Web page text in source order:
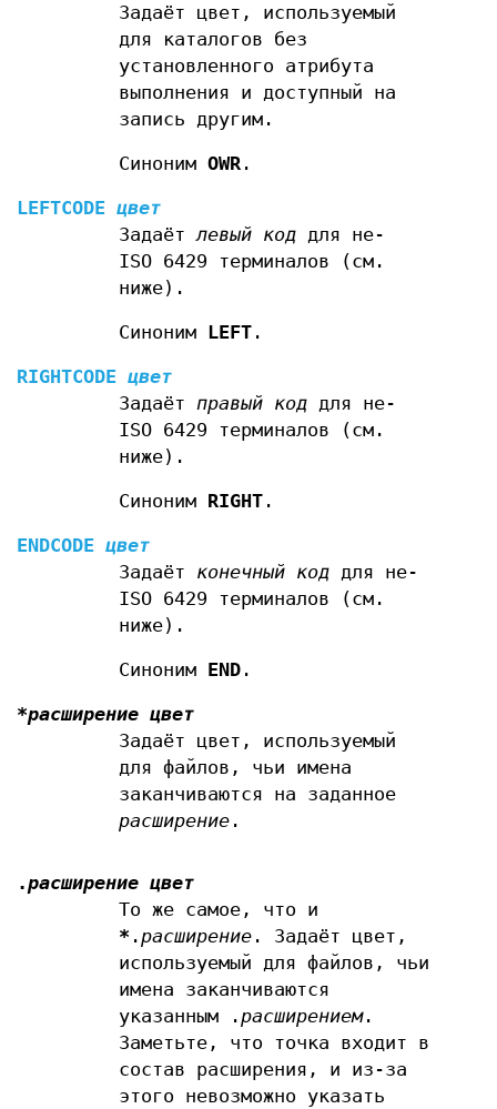
Задаёт цвет, используемый
для каталогов без
установленного атрибута
выполнения и доступный на
запись другим.
Синоним OWR.
LEFTCODE цвет
Задаётлевый коддля не-
ISO 6429 терминалов (см.
ниже).
Синоним LEFT.
RIGHTCODE цвет
Задаёт правый коддля не-
ISO 6429 терминалов (см.
ниже).
Синоним RIGHT.
ENDCODE цвет
Задаёт конечный коддля не-
ISO 6429 терминалов (см.
ниже).
Синоним END.
*расширение цвет
Задаёт цвет, используемый
для файлов, чьи имена
заканчиваются на заданное
расширение.
.расширение цвет
То же самое, что и
* . расширение. Задаёт цвет,
используемый для файлов, чьи
имена заканчиваются
указанным . расширением.
Заметьте, что точка входит в
состав расширения, и из-за
этого невозможно указать